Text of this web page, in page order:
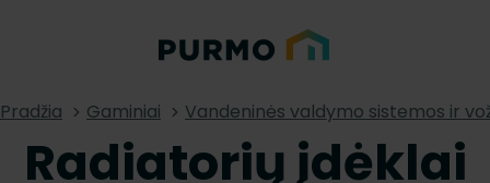
Pradžia Gaminiai Vandeninės valdymo sistemos ir
Radiatorių įdėklai